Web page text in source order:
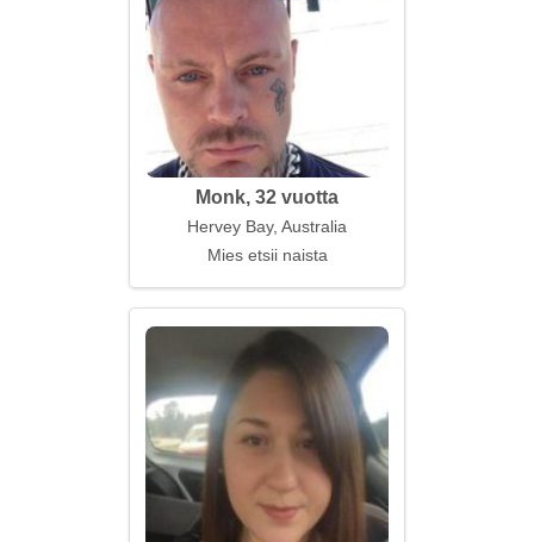
Monk, 32 vuotta
Hervey Bay, Australia
Mies etsii naista